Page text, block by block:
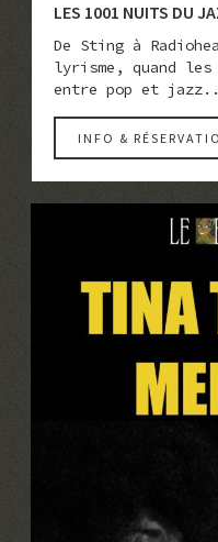
LES 1001 NUITS DU
De Sting à
lyrisme, quand
entre pop et
INFO &